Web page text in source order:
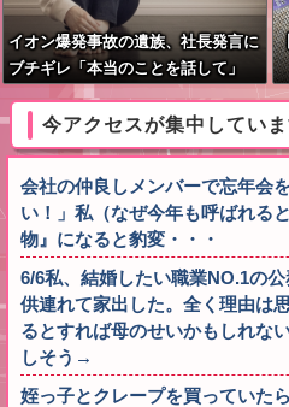
イオン爆発事故の遺族、社長発言に
ブチギレ「本当のことを話して」
今アクセスが集中していま
会社の仲良しメンバーで忘年会
い！」私（なぜ今年も呼ばれ
物』になると豹変・・・
6/6私、結婚したい職業NO.1の
供連れて家出した。全く理由は
るとすれば母のせいかもしれな
しそう→
姪っ子とクレープを買っていた